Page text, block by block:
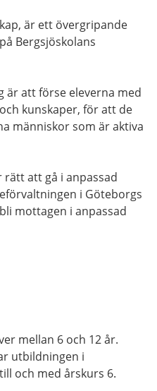
är ett övergripande
Bergsjöskolans
är att förse eleverna med
kunskaper, för att de
människor som är aktiva
att gå i anpassad
i Göteborgs
mottagen i anpassad
mellan 6 och 12 år.
utbildningen i
och med årskurs 6.